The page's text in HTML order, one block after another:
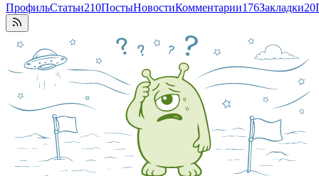
ПрофильСтатьи210ПостыНовостиКомментарии176Закладки20